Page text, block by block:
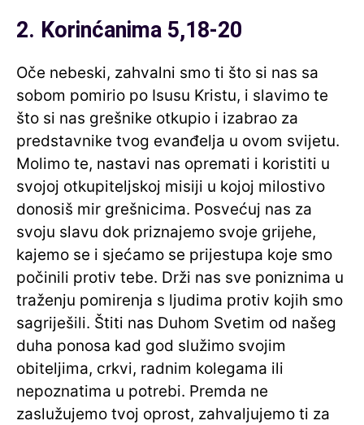
2. Korinćanima 5,18-20
Oče nebeski, zahvalni smo ti što si nas sa
sobom pomirio po Isusu Kristu, i slavimo te
što si nas grešnike otkupio i izabrao za
predstavnike tvog evanđelja u ovom svijetu.
Molimo te, nastavi nas opremati i koristiti u
svojoj otkupiteljskoj misiji u kojoj milostivo
donosiš mir grešnicima. Posvećuj nas za
svoju slavu dok priznajemo svoje grijehe,
kajemo se i sjećamo se prijestupa koje smo
počinili protiv tebe. Drži nas sve poniznima u
traženju pomirenja s ljudima protiv kojih smo
sagriješili. Štiti nas Duhom Svetim od našeg
duha ponosa kad god služimo svojim
obiteljima, crkvi, radnim kolegama ili
nepoznatima u potrebi. Premda ne
zaslužujemo tvoj oprost, zahvaljujemo ti za